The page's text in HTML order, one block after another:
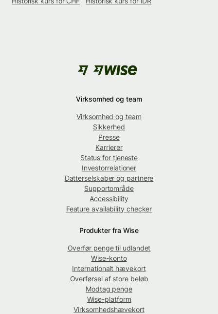
Virksomhed og team
Virksomhed og team
Sikkerhed
Presse
Karrierer
Status for tjeneste
Investorrelationer
Datterselskaber og partnere
Supportområde
Accessibility
Feature availability checker
Produkter fra Wise
Overfør penge til udlandet
Wise-konto
Internationalt hævekort
Overførsel af store beløb
Modtag penge
Wise-platform
Virksomhedshævekort